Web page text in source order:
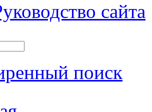
сайта
поиск